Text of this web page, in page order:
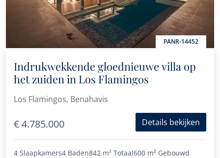
PANR-14452
Indrukwekkende gloednieuwe villa op
het zuiden in Los Flamingos
Los Flamingos, Benahavis
€ 4.785.000 Details bekijken
4 Slaapkamers4 Baden842 m² Totaal600 m² Gebouwd